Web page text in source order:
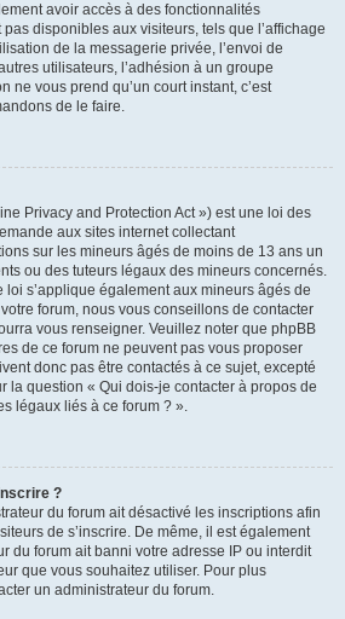
avoir accès à des fonctionnalités
disponibles aux visiteurs, tels que l’affichage
de la messagerie privée, l’envoi de
utilisateurs, l’adhésion à un groupe
ne vous prend qu’un court instant, c’est
de le faire.
Privacy and Protection Act ») est une loi des
aux sites internet collectant
sur les mineurs âgés de moins de 13 ans un
ou des tuteurs légaux des mineurs concernés.
loi s’applique également aux mineurs âgés de
forum, nous vous conseillons de contacter
vous renseigner. Veuillez noter que phpBB
de ce forum ne peuvent pas vous proposer
donc pas être contactés à ce sujet, excepté
la question « Qui dois-je contacter à propos de
légaux liés à ce forum ? ».
?
du forum ait désactivé les inscriptions afin
de s’inscrire. De même, il est également
du forum ait banni votre adresse IP ou interdit
que vous souhaitez utiliser. Pour plus
un administrateur du forum.